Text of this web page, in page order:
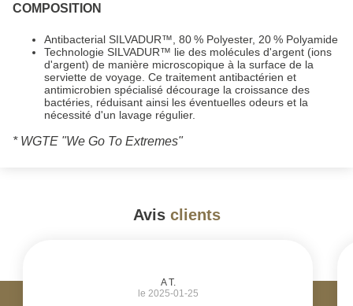
COMPOSITION
Antibacterial SILVADUR™, 80 % Polyester, 20 % Polyamide
Technologie SILVADUR™ lie des molécules d'argent (ions
d'argent) de manière microscopique à la surface de la
serviette de voyage. Ce traitement antibactérien et
antimicrobien spécialisé décourage la croissance des
bactéries, réduisant ainsi les éventuelles odeurs et la
nécessité d'un lavage régulier.
* WGTE "We Go To Extremes"
Avis clients
A T.
le 2025-01-25